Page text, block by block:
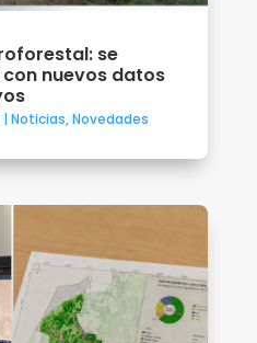
se
nuevos datos
Noticias,Novedades